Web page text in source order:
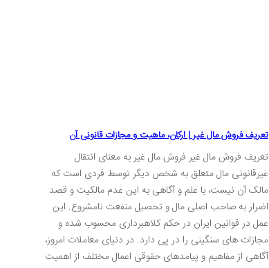
تعریف فروش مال غیر | ارکان، ماهیت و مجازات قانونی آن
تعریف فروش مال غیر فروش مال غیر به معنای انتقال
غیرقانونی مال متعلق به شخص دیگر توسط فردی است که
مالک آن نیست، با علم و آگاهی به این عدم مالکیت و قصد
اضرار به صاحب اصلی مال و تحصیل منفعت نامشروع. این
عمل در قوانین ایران در حکم کلاهبرداری محسوب شده و
مجازات های سنگینی را در پی دارد. در دنیای معاملات امروز،
آگاهی از مفاهیم و پیامدهای حقوقی اعمال مختلف از اهمیت